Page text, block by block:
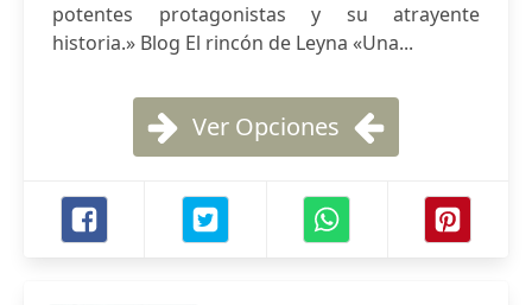
potentes protagonistas y su atrayente
historia.» Blog El rincón de Leyna «Una...
Ver Opciones